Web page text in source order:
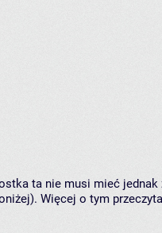
ta nie musi mieć
Więcej o tym